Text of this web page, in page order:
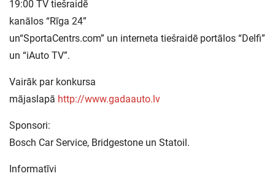
19:00 TV tiešraidē
kanālos “Rīga 24”
un“SportaCentrs.com” un interneta tiešraidē portālos “Delfi”
un “iAuto TV”.
Vairāk par konkursa
mājaslapā http://www.gadaauto.lv
Sponsori:
Bosch Car Service, Bridgestone un Statoil.
Informatīvi